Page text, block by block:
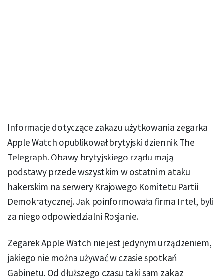
Informacje dotyczące zakazu użytkowania zegarka
Apple Watch opublikował brytyjski dziennik The
Telegraph. Obawy brytyjskiego rządu mają
podstawy przede wszystkim w ostatnim ataku
hakerskim na serwery Krajowego Komitetu Partii
Demokratycznej. Jak poinformowała firma Intel, byli
za niego odpowiedzialni Rosjanie.
Zegarek Apple Watch nie jest jedynym urządzeniem,
jakiego nie można używać w czasie spotkań
Gabinetu. Od dłuższego czasu taki sam zakaz